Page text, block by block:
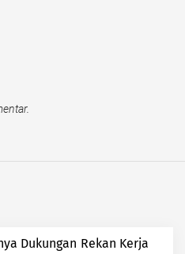
Dukungan Rekan Kerja